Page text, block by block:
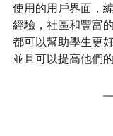
使用的用戶界面，
經驗，社區和豐富
都可以幫助學生更
並且可以提高他們